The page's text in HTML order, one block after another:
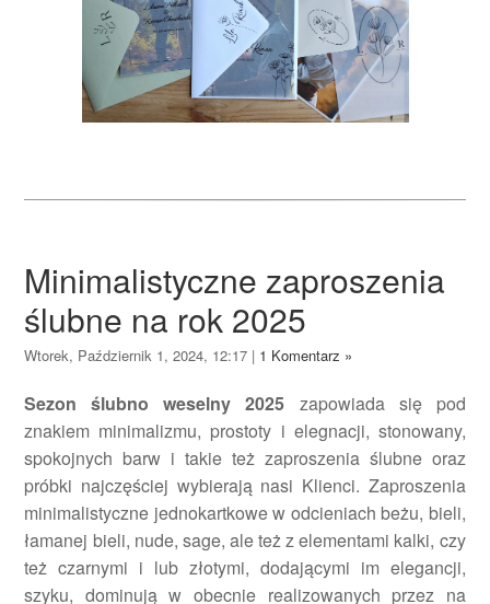
Minimalistyczne zaproszenia
ślubne na rok 2025
Wtorek, Październik 1, 2024, 12:17 | 1 Komentarz »
Sezon ślubno weselny 2025 zapowiada się pod
znakiem minimalizmu, prostoty i elegnacji, stonowany,
spokojnych barw i takie też zaproszenia ślubne oraz
próbki najczęściej wybierają nasi Klienci. Zaproszenia
minimalistyczne jednokartkowe w odcieniach beżu, bieli,
łamanej bieli, nude, sage, ale też z elementami kalki, czy
też czarnymi i lub złotymi, dodającymi im elegancji,
szyku, dominują w obecnie realizowanych przez na